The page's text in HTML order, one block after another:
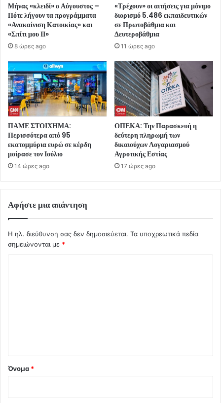
Μήνας «κλειδί» ο Αύγουστος –
Πότε λήγουν τα προγράμματα
«Ανακαίνιση Κατοικίας» και
«Σπίτι μου ΙΙ»
8 ώρες ago
«Τρέχουν» οι αιτήσεις για μόνιμο
διορισμό 5.486 εκπαιδευτικών
σε Πρωτοβάθμια και
Δευτεροβάθμια
11 ώρες ago
ΠΑΜΕ ΣΤΟΙΧΗΜΑ:
Περισσότερα από 95
εκατομμύρια ευρώ σε κέρδη
μοίρασε τον Ιούλιο
14 ώρες ago
ΟΠΕΚΑ: Την Παρασκευή η
δεύτερη πληρωμή των
δικαιούχων Λογαριασμού
Αγροτικής Εστίας
17 ώρες ago
Αφήστε μια απάντηση
Η ηλ. διεύθυνση σας δεν δημοσιεύεται. Τα υποχρεωτικά πεδία
σημειώνονται με *
Όνομα *